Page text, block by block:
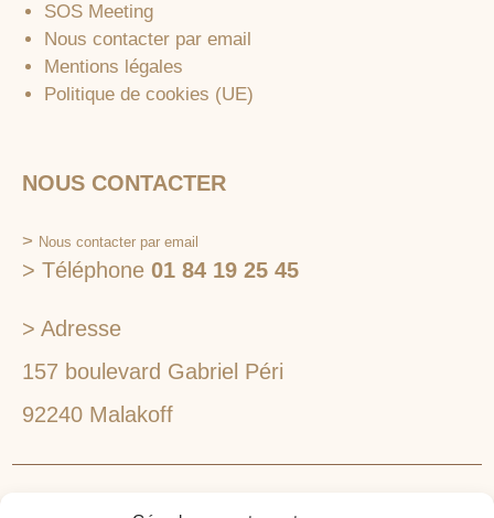
SOS Meeting
Nous contacter par email
Mentions légales
Politique de cookies (UE)
NOUS CONTACTER
> Nous contacter par email
> Téléphone 01 84 19 25 45
> Adresse
157 boulevard Gabriel Péri
92240 Malakoff